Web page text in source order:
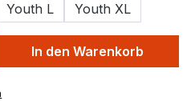
Youth L Youth XL
den
In den Warenkorb